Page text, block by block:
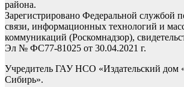
района.
Зарегистрировано Федеральной службой
связи, информационных технологий и
коммуникаций (Роскомнадзор),
Эл № ФС77-81025 от 30.04.2021 г.
Учредитель ГАУ НСО «Издательский дом
Сибирь».